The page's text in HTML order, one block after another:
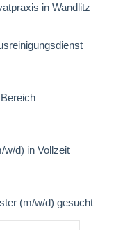
in Wandlitz
w/d) in Vollzeit
(m/w/d) gesucht